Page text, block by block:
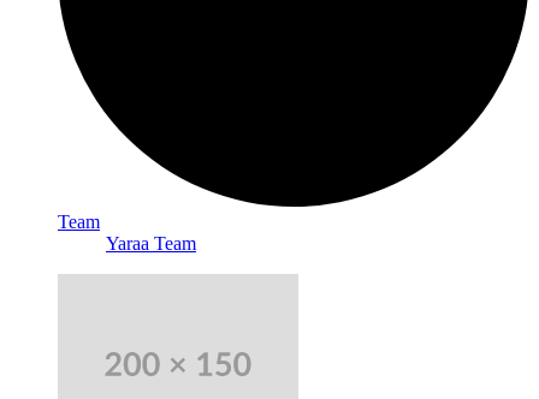
Team
Yaraa Team